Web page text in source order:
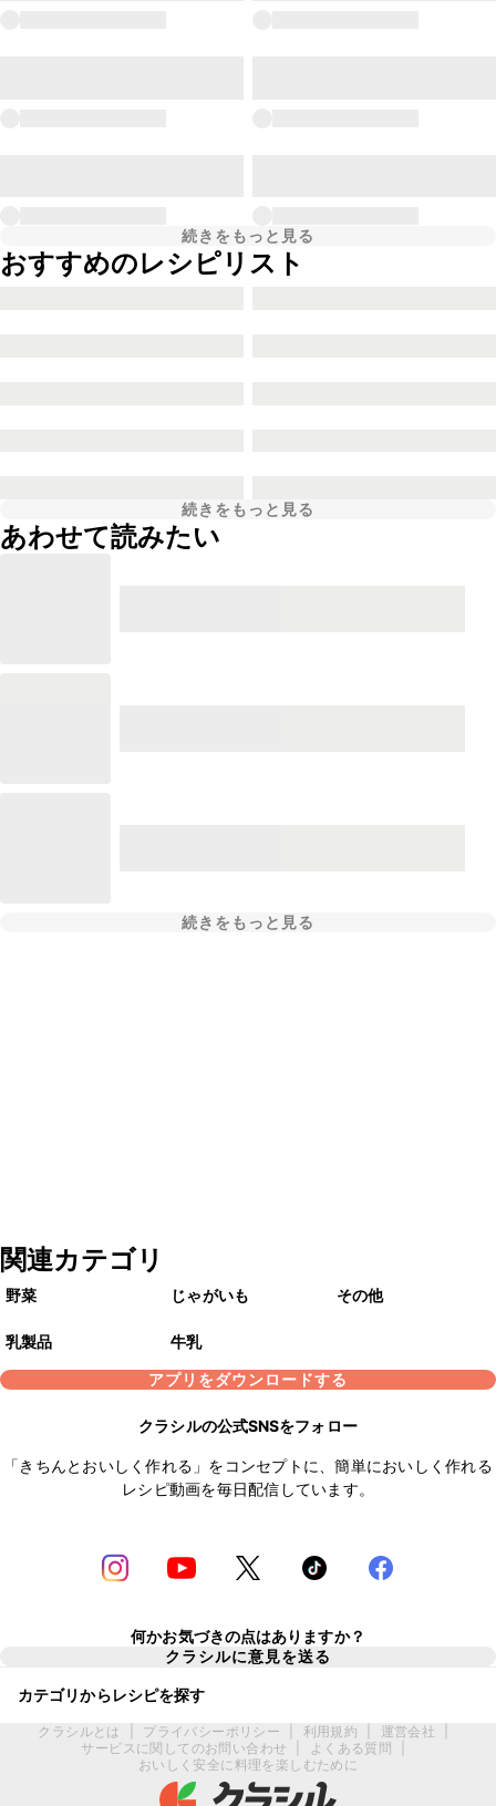
続きをもっと見る
おすすめのレシピリスト
続きをもっと見る
あわせて読みたい
続きをもっと見る
関連カテゴリ
野菜 じゃがいも その他
乳製品
牛乳
アプリをダウンロードする
クラシルの公式SNSをフォロー
「きちんとおいしく作れる」をコンセプトに、簡単においしく作れる
レシピ動画を毎日配信しています。
何かお気づきの点はありますか？
クラシルに意見を送る
カテゴリからレシピを探す
クラシルとは プライバシーポリシー 利用規約 運営会社
サービスに関してのお問い合わせ
よくある質問
おいしく安全に料理を楽しむために